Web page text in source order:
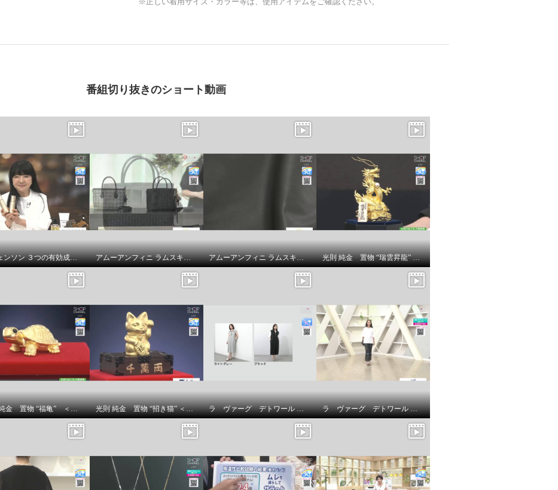
番組切り抜きのショート動画
スヴェンソン ３つの有効成分配合 育毛、薄毛、脱毛の予防！ ザ・チャーガ薬用育毛剤 ２本スペシャルセット アムーアンフィニ ラムスキンメッシュ ２ウェイトートバッグ アムーアンフィニ ラムスキンキルティング ボディバッグ 光則 純金 置物 “瑞雲昇龍” ＜５５ｇ＞
光則 純金 置物 “福亀” ＜３ｇ＞ 光則 純金 置物 “招き猫” ＜５ｇ＞ ラ ヴァーグ デトワール 襟開きの変化が 雰囲気を変える リラックス裏毛ワンピース ラ ヴァーグ デトワール 袖口ターンバック ソフトコットン混天竺 メッセージプリント リラックスＴシャツ